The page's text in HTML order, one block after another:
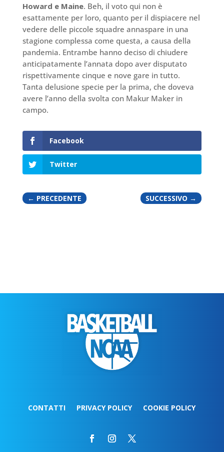
Howard e Maine. Beh, il voto qui non è
esattamente per loro, quanto per il dispiacere nel
vedere delle piccole squadre annaspare in una
stagione complessa come questa, a causa della
pandemia. Entrambe hanno deciso di chiudere
anticipatamente l’annata dopo aver disputato
rispettivamente cinque e nove gare in tutto.
Tanta delusione specie per la prima, che doveva
avere l’anno della svolta con Makur Maker in
campo.
Facebook
Twitter
← PRECEDENTE SUCCESSIVO →
CONTATTI PRIVACY POLICY COOKIE POLICY